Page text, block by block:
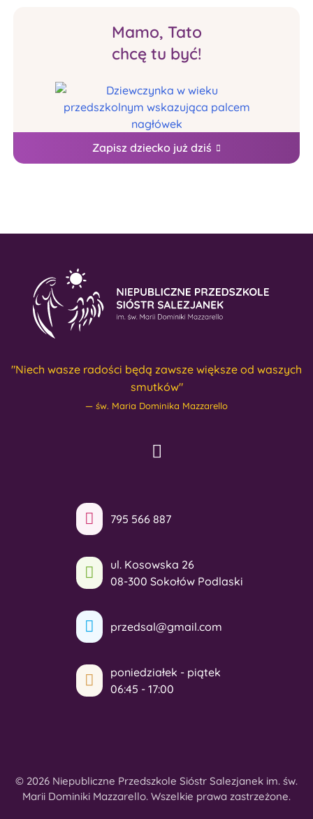
Mamo, Tato
chcę tu być!
Zapisz dziecko już dziś
"Niech wasze radości będą zawsze większe od waszych
smutków"
św. Maria Dominika Mazzarello
795 566 887
ul. Kosowska 26
08-300 Sokołów Podlaski
przedsal@gmail.com
poniedziałek - piątek
06:45 - 17:00
© 2026 Niepubliczne Przedszkole Sióstr Salezjanek im. św.
Marii Dominiki Mazzarello. Wszelkie prawa zastrzeżone.